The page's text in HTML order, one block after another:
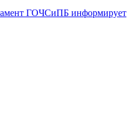
ГОЧСиПБ информирует